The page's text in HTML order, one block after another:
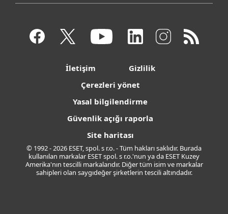
İletişim
Gizlilik
Çerezleri yönet
Yasal bilgilendirme
Güvenlik açığı raporla
Site haritası
© 1992 - 2026 ESET, spol. s r.o. - Tüm hakları saklıdır. Burada
kullanılan markalar ESET spol. s r.o.'nun ya da ESET Kuzey
Amerika'nın tescilli markalarıdır. Diğer tüm isim ve markalar
sahipleri olan saygıdeğer şirketlerin tescili altındadır.